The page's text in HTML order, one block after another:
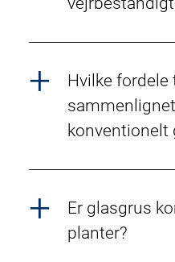
Hvilke
konventionelt
Er glasgrus
planter?